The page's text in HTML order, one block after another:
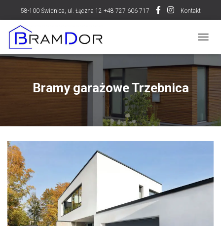
58-100 Świdnica, ul. Łączna 12 +48 727 606 717 Kontakt
R
Z
N
J
Bramy garażowe Trzebnica